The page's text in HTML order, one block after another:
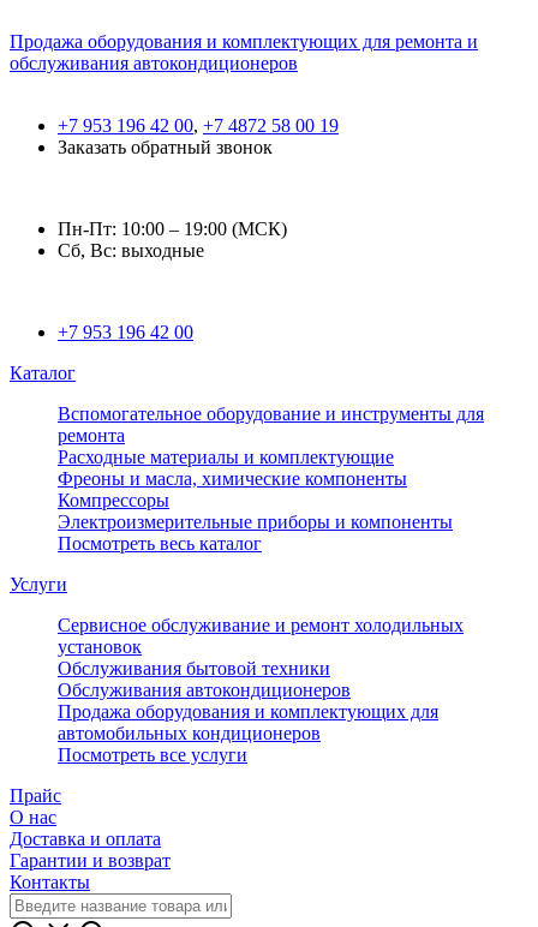
Продажа оборудования и комплектующих для ремонта и
обслуживания автокондиционеров
+7 953 196 42 00, +7 4872 58 00 19
Заказать обратный звонок
Пн-Пт: 10:00 – 19:00 (МСК)
Сб, Вс: выходные
+7 953 196 42 00
Каталог
Вспомогательное оборудование и инструменты для
ремонта
Расходные материалы и комплектующие
Фреоны и масла, химические компоненты
Компрессоры
Электроизмерительные приборы и компоненты
Посмотреть весь каталог
Услуги
Сервисное обслуживание и ремонт холодильных
установок
Обслуживания бытовой техники
Обслуживания автокондиционеров
Продажа оборудования и комплектующих для
автомобильных кондиционеров
Посмотреть все услуги
Прайс
О нас
Доставка и оплата
Гарантии и возврат
Контакты